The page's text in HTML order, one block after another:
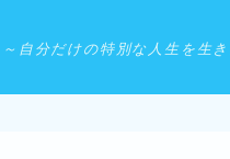
～自分だけの特別な人生を生